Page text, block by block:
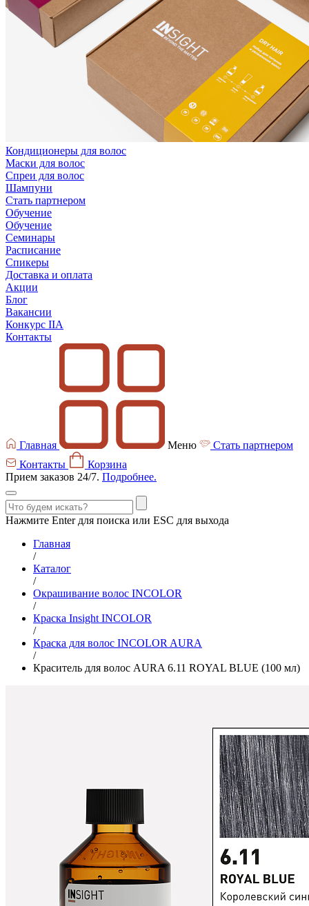
Кондиционеры для волос
Маски для волос
Спреи для волос
Шампуни
Стать партнером
Обучение
Обучение
Семинары
Расписание
Спикеры
Доставка и оплата
Акции
Блог
Вакансии
Конкурс IIA
Контакты
Главная Меню
Стать партнером
Контакты
Корзина
Прием заказов 24/7. Подробнее.
Нажмите Enter для поиска или ESC для выхода
Главная
/
Каталог
/
Окрашивание волос INCOLOR
/
Краска Insight INCOLOR
/
Краска для волос INCOLOR AURA
/
Краситель для волос AURA 6.11 ROYAL BLUE (100 мл)